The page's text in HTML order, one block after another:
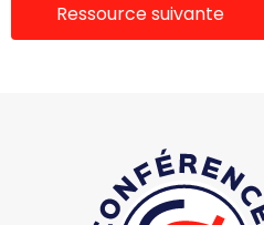
Ressource suivante